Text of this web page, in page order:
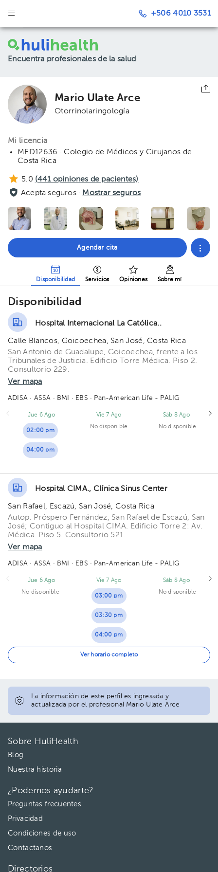
+506 4010 3531
Encuentra profesionales de la salud
Mario Ulate Arce
Otorrinolaringología
Mi licencia
MED12636 · Colegio de Médicos y Cirujanos de
Costa Rica
5.0 (441opiniones de pacientes)
Acepta seguros · Mostrar seguros
Agendar cita
Disponibilidad Servicios Opiniones Sobre mí
Disponibilidad
Hospital Internacional La Católica..
Calle Blancos, Goicoechea, San José, Costa Rica
San Antonio de Guadalupe, Goicoechea, frente a los
Tribunales de Justicia. Edificio Torre Médica. Piso 2.
Consultorio 229.
Ver mapa
ADISA · ASSA · BMI · EBS · Pan-American Life - PALIG
Jue 6 Ago
02:00 pm
04:00 pm
Vie 7 Ago
No disponible
Sáb 8 Ago
No disponible
Hospital CIMA., Clínica Sinus Center
San Rafael, Escazú, San José, Costa Rica
Autop. Próspero Fernández, San Rafael de Escazú, San
José; Contiguo al Hospital CIMA. Edificio Torre 2: Av.
Médica. Piso 5. Consultorio 521.
Ver mapa
ADISA · ASSA · BMI · EBS · Pan-American Life - PALIG
Jue 6 Ago
No disponible
Vie 7 Ago
03:00 pm
03:30 pm
04:00 pm
04:30 pm
Sáb 8 Ago
No disponible
Ver horario completo
La información de este perfil es ingresada y
actualizada por el profesional Mario Ulate Arce
Sobre HuliHealth
Blog
Nuestra historia
¿Podemos ayudarte?
Preguntas frecuentes
Privacidad
Condiciones de uso
Contactanos
Directorios